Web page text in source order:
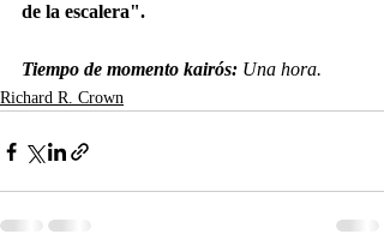
de la escalera".
Tiempo de momento kairós: Una hora.
Richard R. Crown